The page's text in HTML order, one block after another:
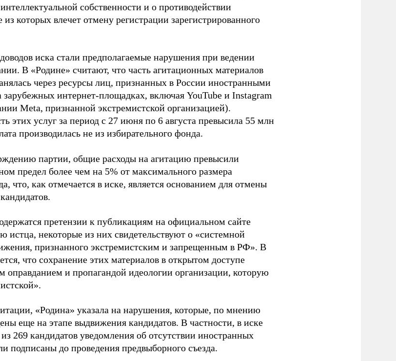
интеллектуальной собственности и о противодействии
которых влечет отмену регистрации зарегистрированного
иска стали предполагаемые нарушения при ведении
В «Родине» считают, что часть агитационных материалов
через ресурсы лиц, признанных в России иностранными
зарубежных интернет-площадках, включая YouTube и Instagram
Meta, признанной экстремистской организацией).
этих услуг за период с 27 июня по 6 августа превысила 55 млн
производилась не из избирательного фонда.
партии, общие расходы на агитацию превысили
предел более чем на 5% от максимального размера
что, как отмечается в иске, является основанием для отмены
претензии к публикациям на официальном сайте
истца, некоторые из них свидетельствуют о «системной
признанного экстремистским и запрещенным в РФ». В
что сохранение этих материалов в открытом доступе
оправданием и пропагандой идеологии организации, которую
«Родина» указала на нарушения, которые, по мнению
еще на этапе выдвижения кандидатов. В частности, в иске
269 кандидатов уведомления об отсутствии иностранных
подписаны до проведения предвыборного съезда.